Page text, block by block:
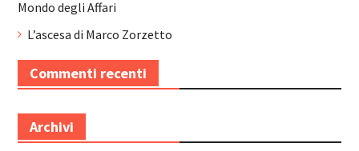
Mondo degli Affari
L’ascesa di Marco Zorzetto
Commenti recenti
Archivi